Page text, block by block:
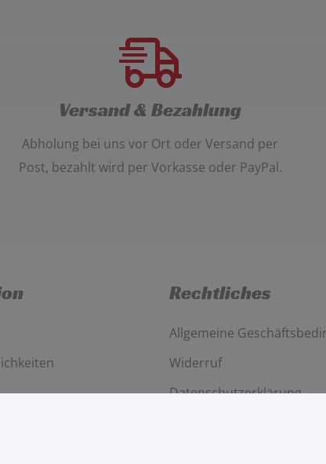
Versand & Bezahlung
Abholung bei uns vor Ort oder Versand per
Post, bezahlt wird per Vorkasse oder PayPal.
Rechtliches
Allgemeine
Widerruf
Datenschutzerklärung